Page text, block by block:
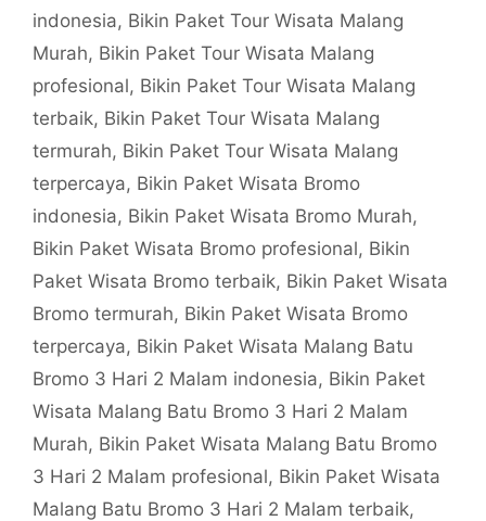
indonesia, Bikin Paket Tour Wisata Malang
Murah, Bikin Paket Tour Wisata Malang
profesional, Bikin Paket Tour Wisata Malang
terbaik, Bikin Paket Tour Wisata Malang
termurah, Bikin Paket Tour Wisata Malang
terpercaya, Bikin Paket Wisata Bromo
indonesia, Bikin Paket Wisata Bromo Murah,
Bikin Paket Wisata Bromo profesional, Bikin
Paket Wisata Bromo terbaik, Bikin Paket Wisata
Bromo termurah, Bikin Paket Wisata Bromo
terpercaya, Bikin Paket Wisata Malang Batu
Bromo 3 Hari 2 Malam indonesia, Bikin Paket
Wisata Malang Batu Bromo 3 Hari 2 Malam
Murah, Bikin Paket Wisata Malang Batu Bromo
3 Hari 2 Malam profesional, Bikin Paket Wisata
Malang Batu Bromo 3 Hari 2 Malam terbaik,